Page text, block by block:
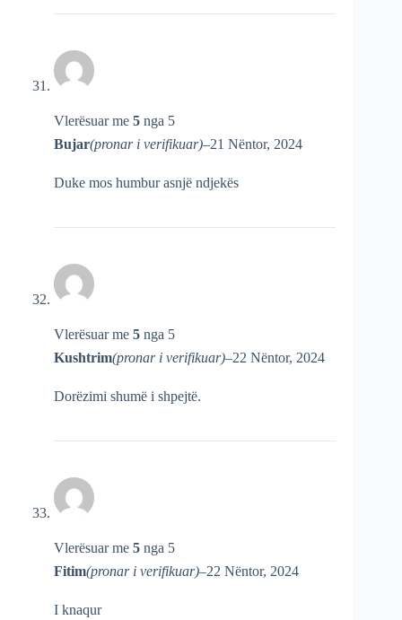
Vlerësuar me 5 nga 5
Bujar(pronar i verifikuar)–21 Nëntor, 2024
Duke mos humbur asnjë ndjekës
Vlerësuar me 5 nga 5
Kushtrim(pronar i verifikuar)–22 Nëntor, 2024
Dorëzimi shumë i shpejtë.
Vlerësuar me 5 nga 5
Fitim(pronar i verifikuar)–22 Nëntor, 2024
I knaqur